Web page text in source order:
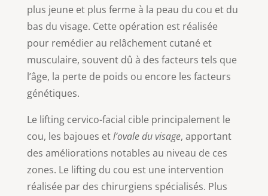
plus jeune et plus ferme à la peau du cou et du
bas du visage. Cette opération est réalisée
pour remédier au relâchement cutané et
musculaire, souvent dû à des facteurs tels que
l’âge, la perte de poids ou encore les facteurs
génétiques.
Le lifting cervico-facial cible principalement le
cou, les bajoues etl’ovale du visage, apportant
des améliorations notables au niveau de ces
zones. Le lifting du cou est une intervention
réalisée par des chirurgiens spécialisés. Plus